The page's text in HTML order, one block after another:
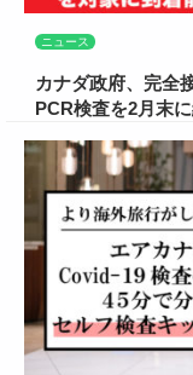
ニュース
カナダ政府、完全
PCR検査を2月末